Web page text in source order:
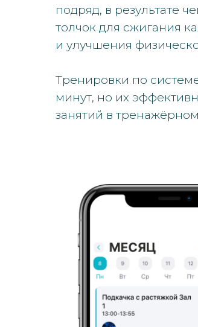
подряд, в результате
толчок для сжигания
и улучшения
Тренировки по
минут, но их
занятий в